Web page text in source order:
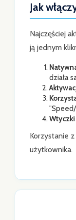
Jak
Najczęściej
ją jednym
działa
Wtyczki
Korzystanie
użytkownika.